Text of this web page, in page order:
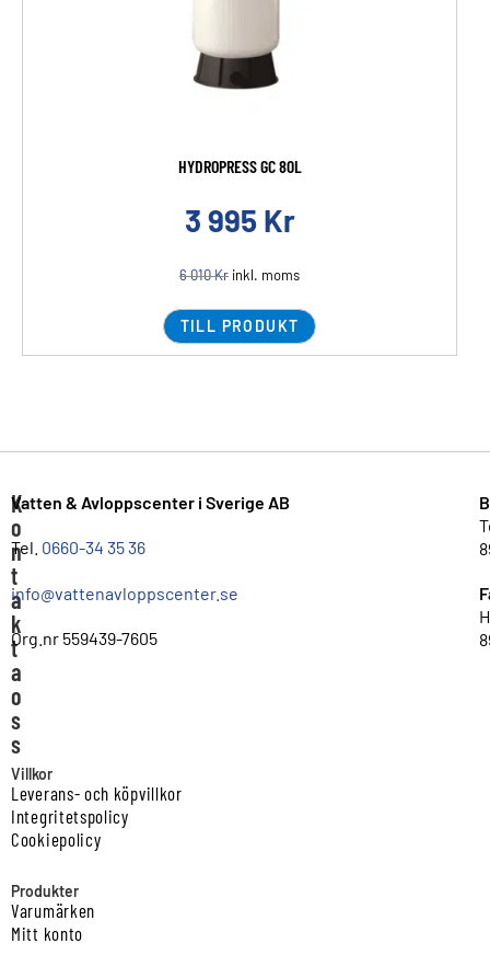
HYDROPRESS GC 80L
3 995 Kr
6 010Kr inkl. moms
TILL PRODUKT
K
o
n
t
a
k
t
a
o
s
s
Vatten & Avloppscenter i Sverige AB
Tel. 0660-34 35 36
info@vattenavloppscenter.se
Org.nr 559439-7605
Villkor
Leverans- och köpvillkor
Integritetspolicy
Cookiepolicy
Produkter
Varumärken
Mitt konto